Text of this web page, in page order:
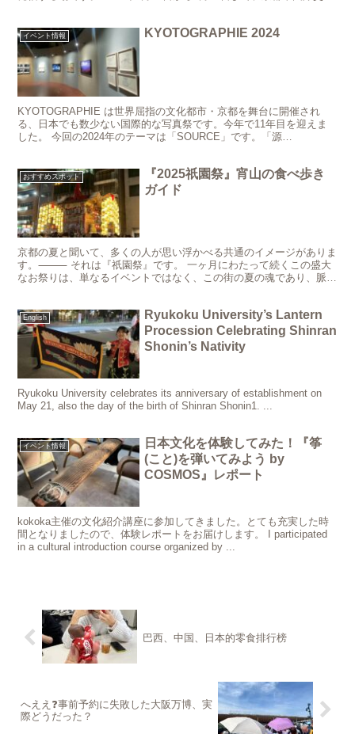
イベント情報 KYOTOGRAPHIE 2024
KYOTOGRAPHIE は世界屈指の文化都市・京都を舞台に開催され
る、日本でも数少ない国際的な写真祭です。今年で11年目を迎えま
した。 今回の2024年のテーマは「SOURCE」です。「源
おすすめスポット
『2025祇園祭』宵山の食べ歩き
ガイド
京都の夏と聞いて、多くの人が思い浮かべる共通のイメージがありま
す。⸻ それは『祇園祭』です。 一ヶ月にわたって続くこの盛大
なお祭りは、単なるイベントではなく、この街の夏の魂であり、脈動
English
Ryukoku University’s Lantern
Procession Celebrating Shinran
Shonin’s Nativity
Ryukoku University celebrates its anniversary of establishment on
May 21, also the day of the birth of Shinran Shonin1. ...
イベント情報
日本文化を体験してみた！『筝
(こと)を弾いてみよう by
COSMOS』レポート
kokoka主催の文化紹介講座に参加してきました。とても充実した時
間となりましたので、体験レポートをお届けします。 I participated
in a cultural introduction course organized by ...
巴西、中国、日本的零食排行榜
へええ❓事前予約に失敗した大阪万博、実
際どうだった？